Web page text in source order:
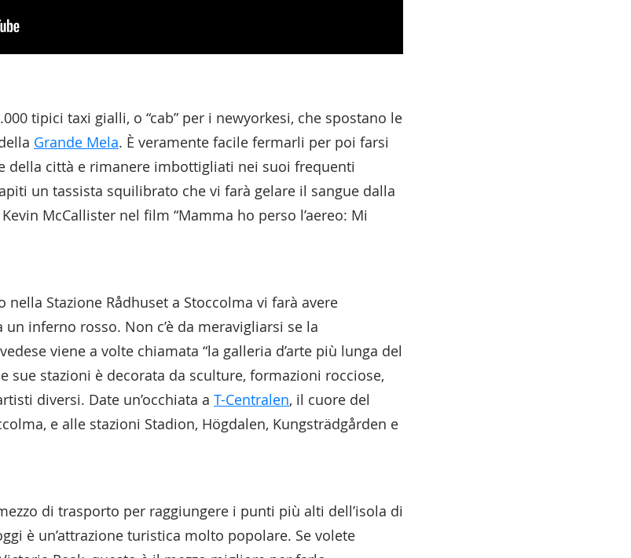
tipici taxi gialli, o “cab” per i newyorkesi, che spostano le
Grande Mela. È veramente facile fermarli per poi farsi
della città e rimanere imbottigliati nei suoi frequenti
un tassista squilibrato che vi farà gelare il sangue dalla
McCallister nel film “Mamma ho perso l’aereo: Mi
Stazione Rådhuset a Stoccolma vi farà avere
inferno rosso. Non c’è da meravigliarsi se la
viene a volte chiamata “la galleria d’arte più lunga del
sue stazioni è decorata da sculture, formazioni rocciose,
diversi. Date un’occhiata a T-Centralen, il cuore del
e alle stazioni Stadion, Högdalen, Kungsträdgården e
di trasporto per raggiungere i punti più alti dell’isola di
è un’attrazione turistica molto popolare. Se volete